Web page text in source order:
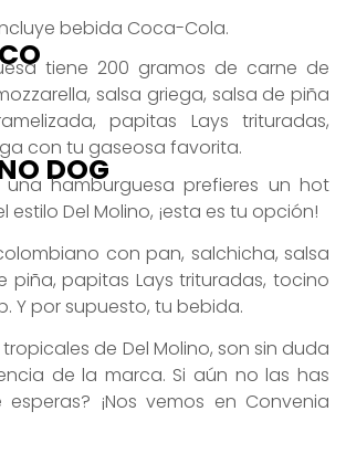
bebida Coca-Cola.
tiene 200 gramos de carne de
salsa griega, salsa de piña
papitas Lays trituradas,
con tu gaseosa favorita.
DOG
hamburguesa prefieres un hot
Del Molino, ¡esta es tu opción!
con pan, salchicha, salsa
piña, papitas Lays trituradas, tocino
Y por supuesto, tu bebida.
de Del Molino, son sin duda
de la marca. Si aún no las has
¡Nos vemos en Convenia